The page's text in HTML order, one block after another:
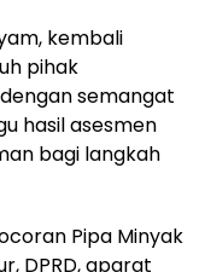
kembali
pihak
semangat
hasil asesmen
bagi langkah
Pipa Minyak
DPRD, aparat